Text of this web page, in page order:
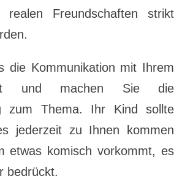
realen Freundschaften strikt
die Kommunikation mit Ihrem
und machen Sie die
zum Thema. Ihr Kind sollte
jederzeit zu Ihnen kommen
etwas komisch vorkommt, es
bedrückt.